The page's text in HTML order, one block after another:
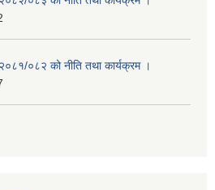
०८२ को नीति तथा कार्यक्रम ।